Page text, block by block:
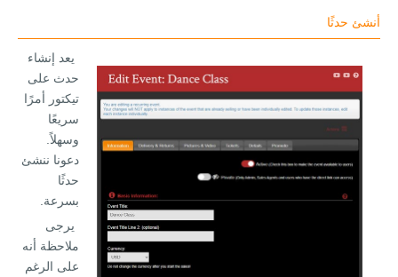
أنشئ حدثًا
يعد إنشاء
حدث على
تيكتور أمرًا
سريعًا
وسهلاً.
دعونا ننشئ
حدثًا
بسرعة.
يرجى
ملاحظة أنه
على الرغم